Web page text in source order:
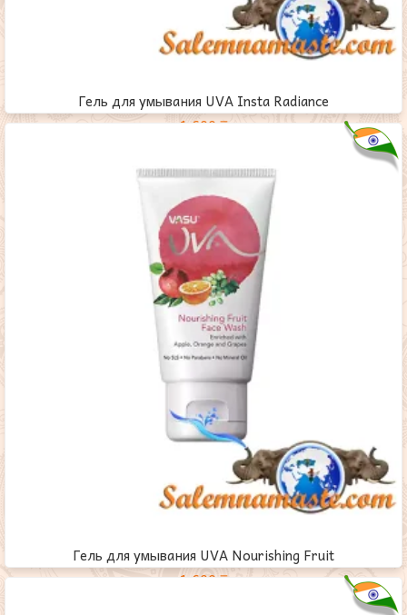
Гель для умывания UVA Insta Radiance
1,600₸
Гель для умывания UVA Nourishing Fruit
1,600₸